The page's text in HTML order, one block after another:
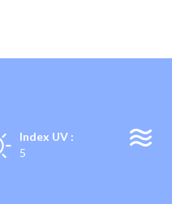
Index UV :
5